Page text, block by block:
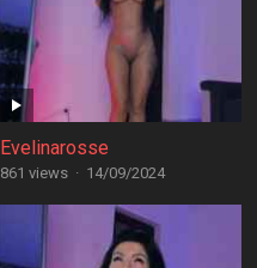
Evelinarosse
861 views · 14/09/2024